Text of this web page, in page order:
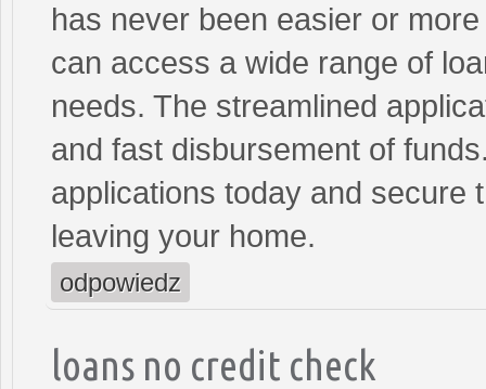
has never been easier or
can access a wide range of
needs. The streamlined
and fast disbursement of
applications today and secure
leaving your home.
odpowiedz
loans no credit check